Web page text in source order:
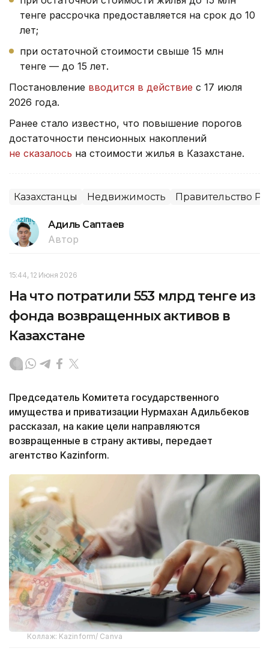
тенге рассрочка предоставляется на срок до 10
лет;
при остаточной стоимости свыше 15 млн
тенге — до 15 лет.
Постановление вводится в действие с 17 июля
2026 года.
Ранее стало известно, что повышение порогов
достаточности пенсионных накоплений
не сказалось на стоимости жилья в Казахстане.
Казахстанцы Недвижимость Правительство РК
Адиль Саптаев
Автор
15:44, 12 Июня 2026
На что потратили 553 млрд тенге из
фонда возвращенных активов в
Казахстане
Председатель Комитета государственного
имущества и приватизации Нурмахан Адильбеков
рассказал, на какие цели направляются
возвращенные в страну активы, передает
агентство Kazinform.
Коллаж: Kazinform/ Canva